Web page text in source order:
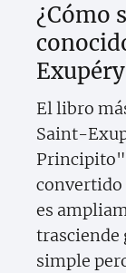
¿Cómo
El libro
Saint-
convertido
es
trasciende
simple